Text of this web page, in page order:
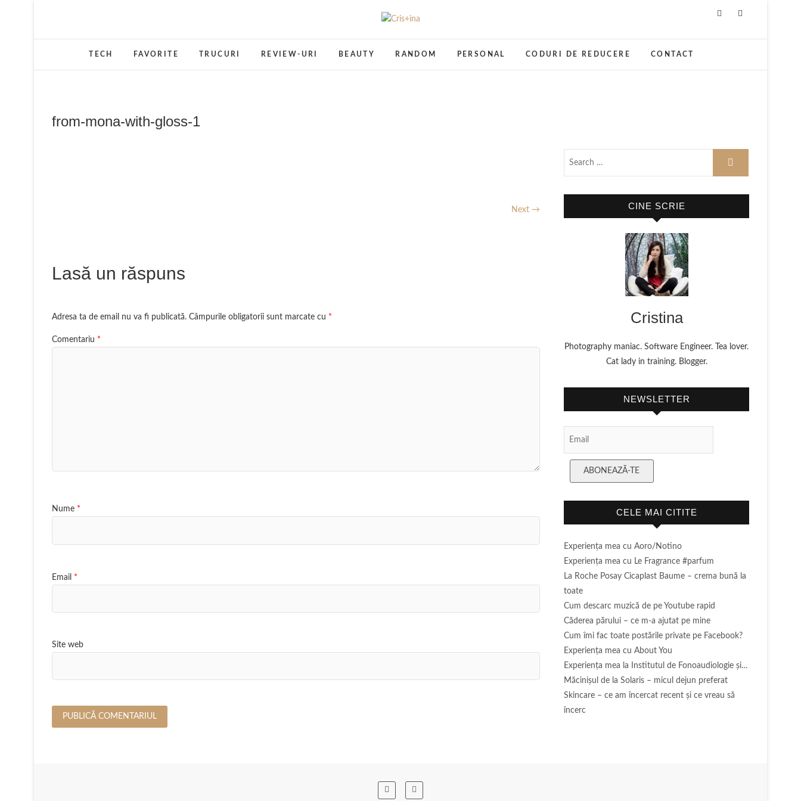
Cris+ina
TECH FAVORITE TRUCURI REVIEW-URI BEAUTY RANDOM PERSONAL CODURI DE REDUCERE CONTACT
from-mona-with-gloss-1
Next →
Lasă un răspuns
Adresa ta de email nu va fi publicată. Câmpurile obligatorii sunt marcate cu *
Comentariu *
Nume *
Email *
Site web
CINE SCRIE
Cristina
Photography maniac. Software Engineer. Tea lover.
Cat lady in training. Blogger.
NEWSLETTER
ABONEAZĂ-TE
CELE MAI CITITE
Experienţa mea cu Aoro/Notino
Experienţa mea cu Le Fragrance #parfum
La Roche Posay Cicaplast Baume – crema bună la
toate
Cum descarc muzică de pe Youtube rapid
Căderea părului – ce m-a ajutat pe mine
Cum îmi fac toate postările private pe Facebook?
Experiența mea cu About You
Experiența mea la Institutul de Fonoaudiologie și…
Măcinişul de la Solaris – micul dejun preferat
Skincare – ce am încercat recent și ce vreau să
încerc